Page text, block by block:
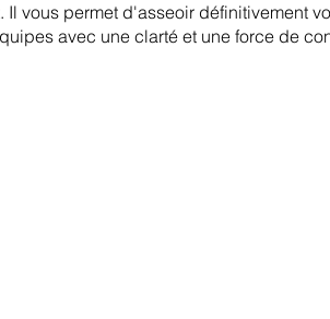
Il vous permet d'asseoir définitivement
avec une clarté et une force de